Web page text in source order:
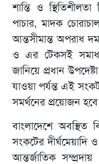
শান্তি ও
পাচার, মাদক
আন্তসীমান্ত অপরাধ
ও এর টেকসই
জানিয়ে প্রধান
যাওয়া পর্যন্ত এই
সমর্থনের প্রয়োজন
বাংলাদেশে অবস্থিত
সংকটের
আন্তর্জাতিক